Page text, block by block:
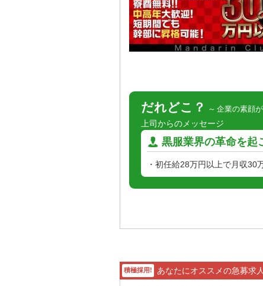
だれどこ？ 企業の素顔
上司からのメッセージ
黒服業界の革命を起
・初任給28万円以上で月収30
積極採用! あなたにオススメの急募求人